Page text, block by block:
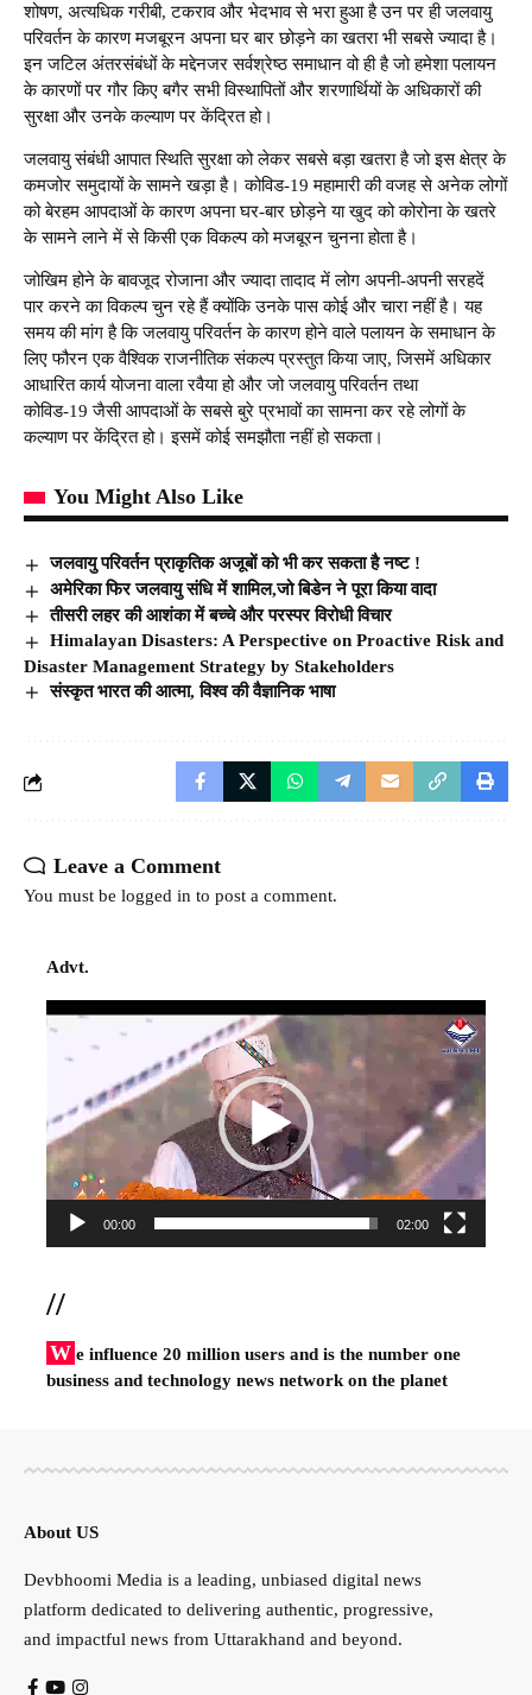
शोषण, अत्यधिक गरीबी, टकराव और भेदभाव से भरा हुआ है उन पर ही जलवायु
परिवर्तन के कारण मजबूरन अपना घर बार छोड़ने का खतरा भी सबसे ज्यादा है।
इन जटिल अंतरसंबंधों के मद्देनजर सर्वश्रेष्ठ समाधान वो ही है जो हमेशा पलायन
के कारणों पर गौर किए बगैर सभी विस्थापितों और शरणार्थियों के अधिकारों की
सुरक्षा और उनके कल्याण पर केंद्रित हो।
जलवायु संबंधी आपात स्थिति सुरक्षा को लेकर सबसे बड़ा खतरा है जो इस क्षेत्र के
कमजोर समुदायों के सामने खड़ा है। कोविड-19 महामारी की वजह से अनेक लोगों
को बेरहम आपदाओं के कारण अपना घर-बार छोड़ने या खुद को कोरोना के खतरे
के सामने लाने में से किसी एक विकल्प को मजबूरन चुनना होता है।
जोखिम होने के बावजूद रोजाना और ज्यादा तादाद में लोग अपनी-अपनी सरहदें
पार करने का विकल्प चुन रहे हैं क्योंकि उनके पास कोई और चारा नहीं है। यह
समय की मांग है कि जलवायु परिवर्तन के कारण होने वाले पलायन के समाधान के
लिए फौरन एक वैश्विक राजनीतिक संकल्प प्रस्तुत किया जाए, जिसमें अधिकार
आधारित कार्य योजना वाला रवैया हो और जो जलवायु परिवर्तन तथा
कोविड-19 जैसी आपदाओं के सबसे बुरे प्रभावों का सामना कर रहे लोगों के
कल्याण पर केंद्रित हो। इसमें कोई समझौता नहीं हो सकता।
You Might Also Like
जलवायु परिवर्तन प्राकृतिक अजूबों को भी कर सकता है नष्ट !
अमेरिका फिर जलवायु संधि में शामिल,जो बिडेन ने पूरा किया वादा
तीसरी लहर की आशंका में बच्चे और परस्पर विरोधी विचार
Himalayan Disasters: A Perspective on Proactive Risk and
Disaster Management Strategy by Stakeholders
संस्कृत भारत की आत्मा, विश्व की वैज्ञानिक भाषा
Leave a Comment
You must be logged in to post a comment.
Advt.
Video
00:00 02:00
//
W e influence 20 million users and is the number one
business and technology news network on the planet
About US
Devbhoomi Media is a leading, unbiased digital news
platform dedicated to delivering authentic, progressive,
and impactful news from Uttarakhand and beyond.